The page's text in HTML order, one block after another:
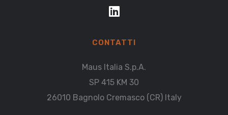
CONTATTI
Maus Italia S.p.A.
SP 415 KM 30
26010 Bagnolo Cremasco (CR) Italy